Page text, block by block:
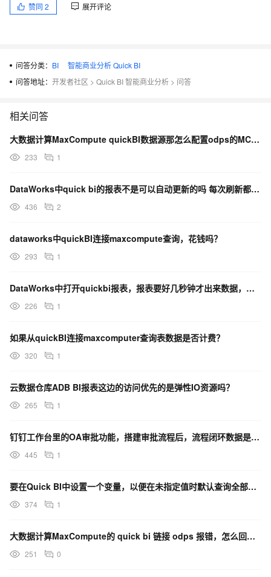
赞同 2 展开评论
问答分类： BI
智能商业分析 Quick BI
问答地址： 开发者社区 > Quick BI 智能商业分析 > 问答
相关问答
大数据计算MaxCompute quickBI数据源那怎么配置odps的MCQA（查询加速）参数啊？
233 1
DataWorks中quick bi的报表不是可以自动更新的吗 每次刷新都会要钱吗？
436 2
dataworks中quickBI连接maxcompute查询，花钱吗？
293 1
DataWorks中打开quickbi报表，报表要好几秒钟才出来数据，怎么让数据出来更快点吗 ？
226 1
如果从quickBI连接maxcomputer查询表数据是否计费？
320 1
云数据仓库ADB BI报表这边的访问优先的是弹性IO资源吗？
265 1
钉钉工作台里的OA审批功能，搭建审批流程后，流程闭环数据是否可以接入power bi用作报表展示呢？
445 1
要在Quick BI中设置一个变量，以便在未指定值时默认查询全部数据，具体步骤是什么？
374 1
大数据计算MaxCompute的 quick bi 链接 odps 报错，怎么回事？
251 0